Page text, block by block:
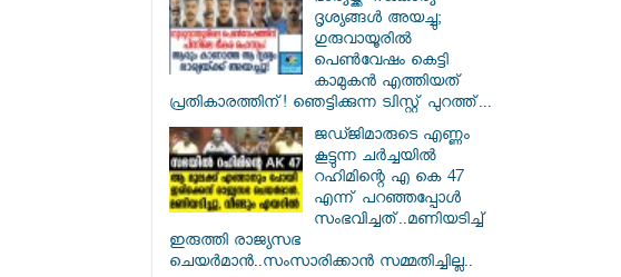
ദൃശ്യങ്ങൾ അയച്ചു;
ഗുരുവായൂരിൽ
പെൺവേഷം കെട്ടി
കാമുകൻ എത്തിയത്
പ്രതികാരത്തിന്! ഞെട്ടിക്കുന്ന ട്വിസ്റ്റ് പുറത്ത്...
ജഡ്ജിമാരുടെ എണ്ണം
കൂട്ടുന്ന ചർച്ചയിൽ
റഹിമിന്റെ എ കെ 47
എന്ന് പറഞ്ഞപ്പോൾ
സംഭവിച്ചത്..മണിയടിച്ച്
ഇരുത്തി രാജ്യസഭ
ചെയർമാൻ..സംസാരിക്കാൻ സമ്മതിച്ചില്ല..